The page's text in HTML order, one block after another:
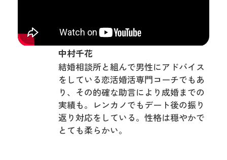
中村千花
結婚相談所と組んで男性にアドバイス
をしている恋活婚活専門コーチでもあ
り、その的確な助言により成婚までの
実績も。レンカノでもデート後の振り
返り対応をしている。性格は穏やかで
とても柔らかい。